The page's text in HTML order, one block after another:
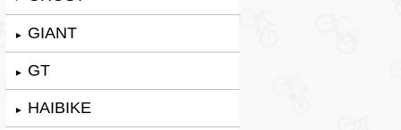
► GIANT
► GT
► HAIBIKE